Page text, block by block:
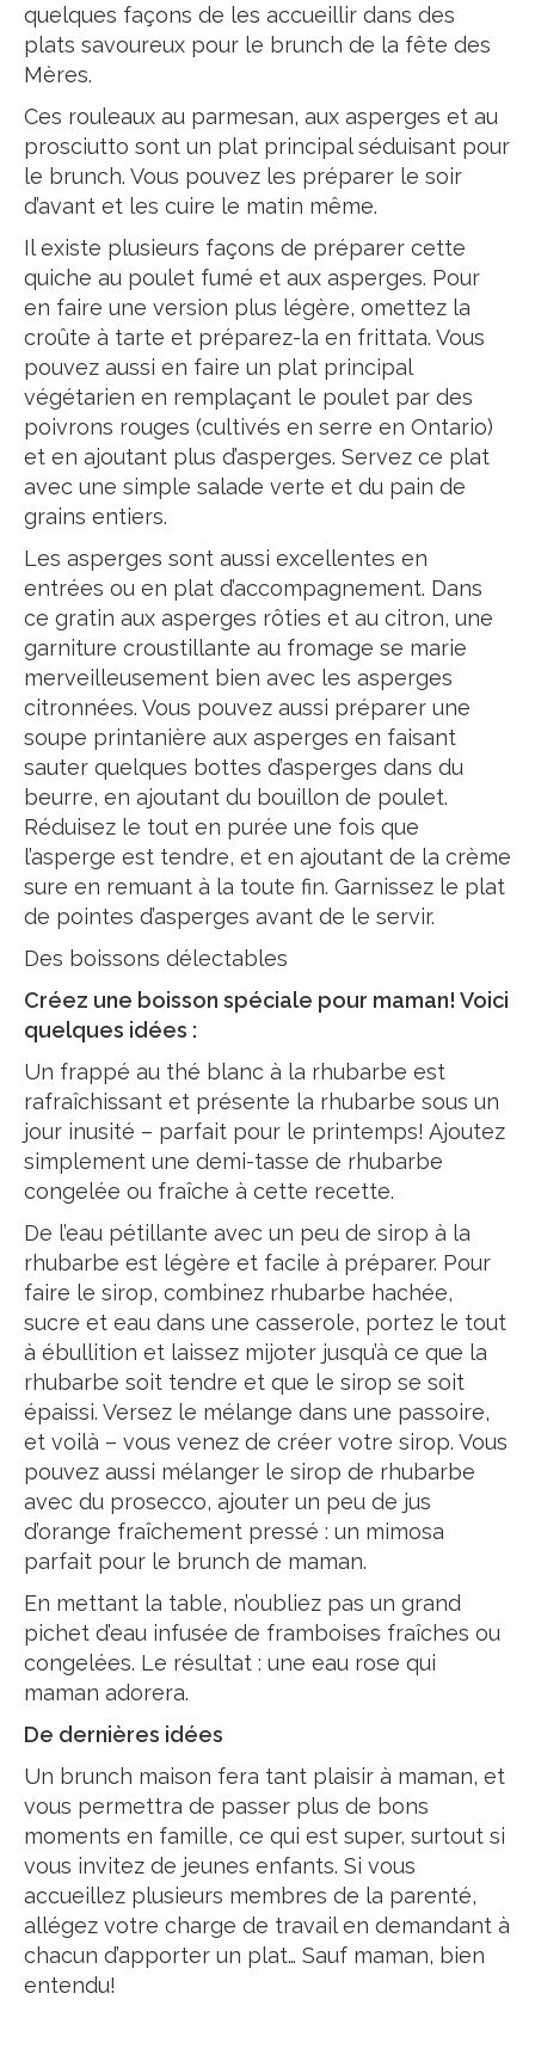
quelques façons de les accueillir dans des
plats savoureux pour le brunch de la fête des
Mères.
Ces rouleaux au parmesan, aux asperges et au
prosciutto sont un plat principal séduisant pour
le brunch. Vous pouvez les préparer le soir
d’avant et les cuire le matin même.
Il existe plusieurs façons de préparer cette
quiche au poulet fumé et aux asperges. Pour
en faire une version plus légère, omettez la
croûte à tarte et préparez-la en frittata. Vous
pouvez aussi en faire un plat principal
végétarien en remplaçant le poulet par des
poivrons rouges (cultivés en serre en Ontario)
et en ajoutant plus d’asperges. Servez ce plat
avec une simple salade verte et du pain de
grains entiers.
Les asperges sont aussi excellentes en
entrées ou en plat d’accompagnement. Dans
ce gratin aux asperges rôties et au citron, une
garniture croustillante au fromage se marie
merveilleusement bien avec les asperges
citronnées. Vous pouvez aussi préparer une
soupe printanière aux asperges en faisant
sauter quelques bottes d’asperges dans du
beurre, en ajoutant du bouillon de poulet.
Réduisez le tout en purée une fois que
l’asperge est tendre, et en ajoutant de la crème
sure en remuant à la toute fin. Garnissez le plat
de pointes d’asperges avant de le servir.
Des boissons délectables
Créez une boisson spéciale pour maman! Voici
quelques idées :
Un frappé au thé blanc à la rhubarbe est
rafraîchissant et présente la rhubarbe sous un
jour inusité – parfait pour le printemps! Ajoutez
simplement une demi-tasse de rhubarbe
congelée ou fraîche à cette recette.
De l’eau pétillante avec un peu de sirop à la
rhubarbe est légère et facile à préparer. Pour
faire le sirop, combinez rhubarbe hachée,
sucre et eau dans une casserole, portez le tout
à ébullition et laissez mijoter jusqu’à ce que la
rhubarbe soit tendre et que le sirop se soit
épaissi. Versez le mélange dans une passoire,
et voilà – vous venez de créer votre sirop. Vous
pouvez aussi mélanger le sirop de rhubarbe
avec du prosecco, ajouter un peu de jus
d’orange fraîchement pressé : un mimosa
parfait pour le brunch de maman.
En mettant la table, n’oubliez pas un grand
pichet d’eau infusée de framboises fraîches ou
congelées. Le résultat : une eau rose qui
maman adorera.
De dernières idées
Un brunch maison fera tant plaisir à maman, et
vous permettra de passer plus de bons
moments en famille, ce qui est super, surtout si
vous invitez de jeunes enfants. Si vous
accueillez plusieurs membres de la parenté,
allégez votre charge de travail en demandant à
chacun d’apporter un plat… Sauf maman, bien
entendu!